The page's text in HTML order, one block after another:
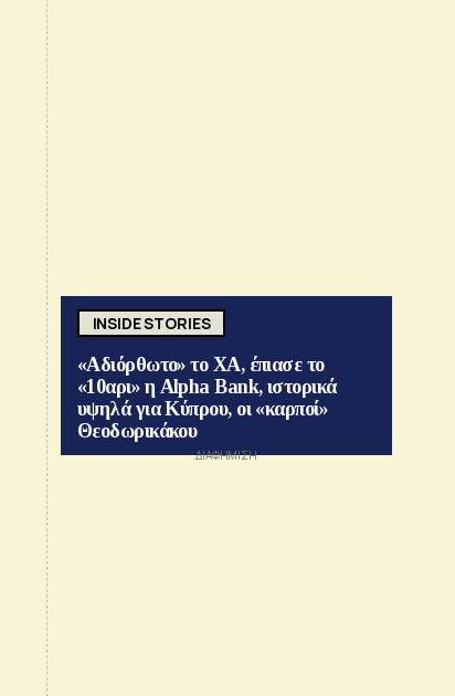
INSIDE STORIES
«Αδιόρθωτο» το ΧΑ, έπιασε το
«10αρι» η Alpha Bank, ιστορικά
υψηλά για Κύπρου, οι «καρποί»
Θεοδωρικάκου